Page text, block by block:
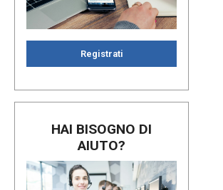
Registrati
HAI BISOGNO DI
AIUTO?